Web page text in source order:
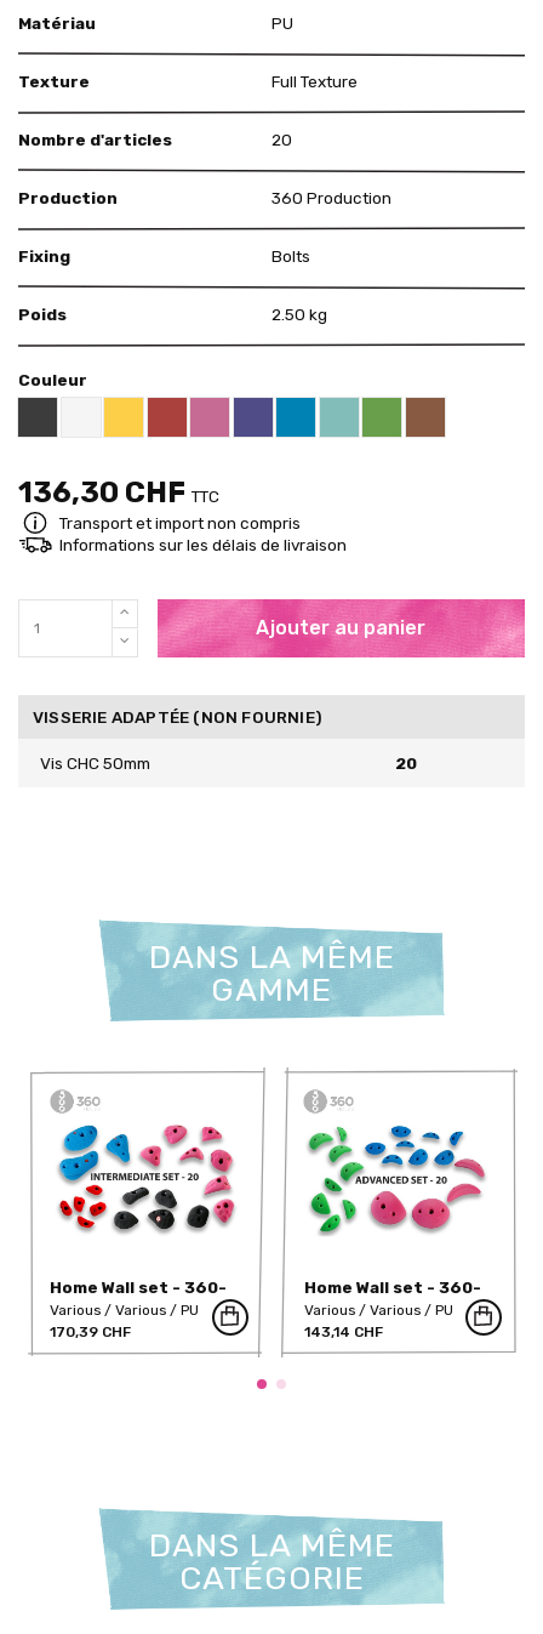
Matériau PU
Texture Full Texture
Nombre d'articles 20
Production 360 Production
Fixing Bolts
Poids 2.50 kg
Couleur
Black RAL 9005
WhiteYellow RAL 1018
Red RAL 3000
Pink RAL 4003
US Purple S4050 - R60B/M
Blue RAL 5015
Mint RAL 6027Brown RAL
136,30 CHF TTC
Transport et import non compris
Informations sur les délais de livraison
Ajouter au panier
VISSERIE ADAPTÉE (NON FOURNIE)
Vis CHC 50mm 20
DANS LA MÊME
GAMME
Home Wall set - 360-
HWS-3
Various Various
PU
170,39 CHF
Home Wall set - 360-
HWS-4
Various Various
PU
143,14 CHF
DANS LA MÊME
CATÉGORIE